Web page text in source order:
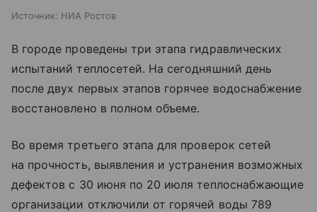
Источник: НИА Ростов
В городе проведены три этапа гидравлических
испытаний теплосетей. На сегодняшний день
после двух первых этапов горячее водоснабжение
восстановлено в полном объеме.
Во время третьего этапа для проверок сетей
на прочность, выявления и устранения возможных
дефектов с 30 июня по 20 июля теплоснабжающие
организации отключили от горячей воды 789